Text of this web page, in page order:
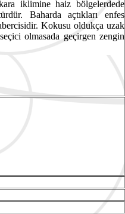
iklimine haiz bölgelerdede
Baharda açtıkları enfes
Kokusu oldukça uzak
olmasada geçirgen zengin